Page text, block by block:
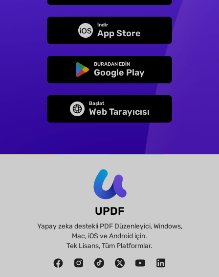
İndir
App Store
BURADAN EDİN
Google Play
Başlat
Web Tarayıcısı
UPDF
Yapay zeka destekli PDF Düzenleyici, Windows,
Mac, iOS ve Android için.
Tek Lisans, Tüm Platformlar.